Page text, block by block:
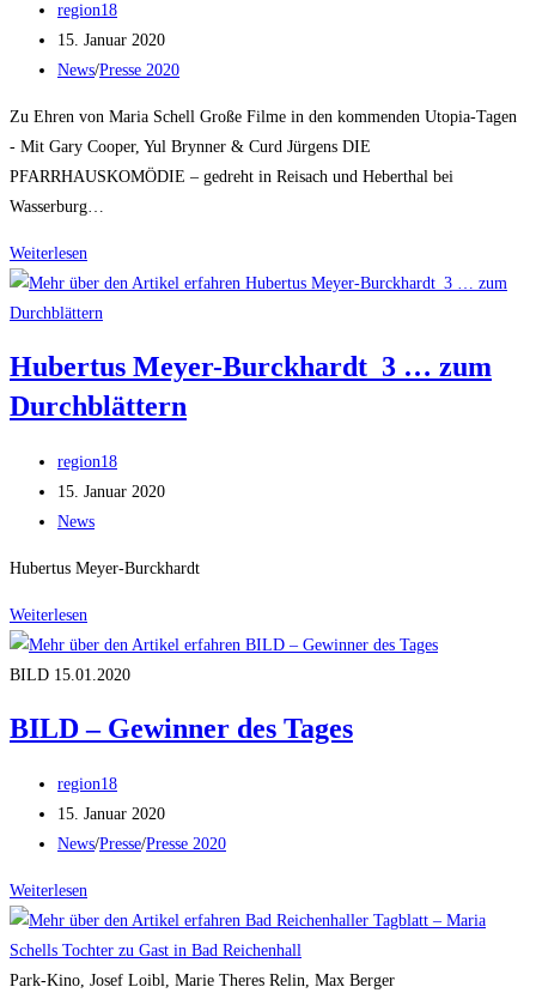
Straße!”
Beitrags-
Autor:
region18
Beitrag
veröffentlicht:
15. Januar 2020
Beitrags-
News/Presse 2020
Zu Ehren von Maria Schell Große Filme in den kommenden Utopia-Tagen
- Mit Gary Cooper, Yul Brynner & Curd Jürgens DIE
PFARRHAUSKOMÖDIE – gedreht in Reisach und Heberthal bei
Wasserburg…
Weiterlesen
Stimme
–
Ehren
von
Schell
Hubertus Meyer-Burckhardt_3 … zum
Durchblättern
Beitrags-
Autor:
region18
Beitrag
veröffentlicht:
15. Januar 2020
Beitrags-
News
Hubertus Meyer-Burckhardt
Weiterlesen
Meyer-
Burckhardt_3
zum
BILD 15.01.2020
BILD – Gewinner des Tages
Beitrags-
Autor:
region18
Beitrag
veröffentlicht:
15. Januar 2020
Beitrags-
News/Presse/Presse 2020
Weiterlesen
–
Gewinner
des
Park-Kino, Josef Loibl, Marie Theres Relin, Max Berger